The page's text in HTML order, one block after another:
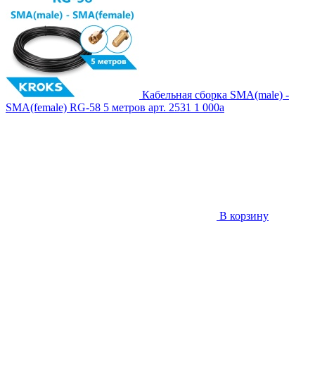
Кабельная сборка SMA(male) -
SMA(female) RG-58 5 метров арт. 2531 1 000a
В корзину